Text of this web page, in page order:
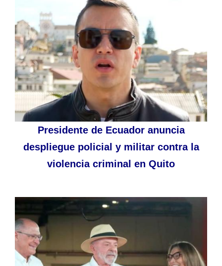
Presidente de Ecuador anuncia
despliegue policial y militar contra la
violencia criminal en Quito